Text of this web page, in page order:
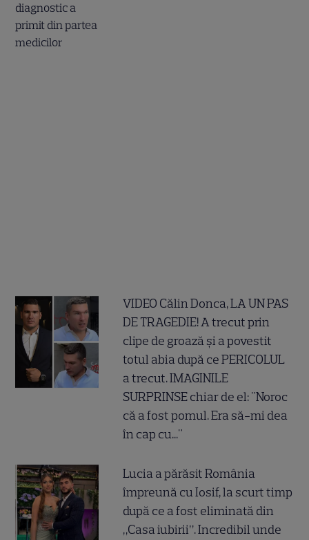
VIDEO Călin Donca, LA UN PAS
DE TRAGEDIE! A trecut prin
clipe de groază și a povestit
totul abia după ce PERICOLUL
a trecut. IMAGINILE
SURPRINSE chiar de el: "Noroc
că a fost pomul. Era să-mi dea
în cap cu..."
Lucia a părăsit România
împreună cu Iosif, la scurt timp
după ce a fost eliminată din
„Casa iubirii”. Incredibil unde